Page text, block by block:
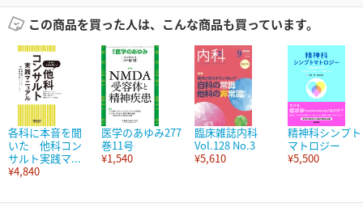
この商品を買った人は、こんな商品も買っています。
各科に本音を聞
いた 他科コン
サルト実践マ...
¥4,840
医学のあゆみ277
巻11号
¥1,540
臨床雑誌内科
Vol.128 No.3
¥5,610
精神科シンプト
マトロジー
¥5,500